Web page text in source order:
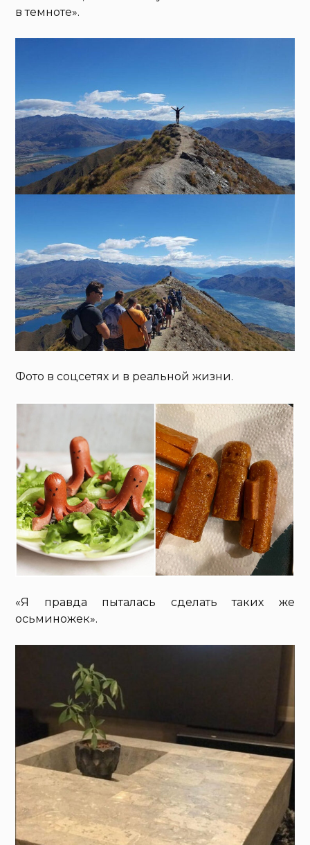
в темноте».
Фото в соцсетях и в реальной жизни.
«Я правда пыталась сделать таких же
осьминожек».